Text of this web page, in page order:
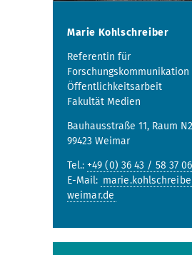
Marie Kohlschreiber
Referentin für
Forschungskommunikation
Öffentlichkeitsarbeit
Fakultät Medien
Bauhausstraße 11, Raum
99423 Weimar
Tel.: +49 (0) 36 43 / 58 37 06
E-Mail:
weimar.de